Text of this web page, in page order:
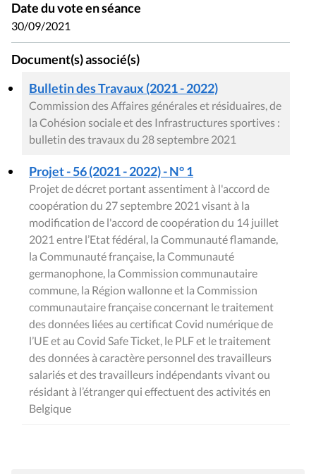
Date du vote en séance
30/09/2021
Document(s) associé(s)
Bulletin des Travaux (2021 - 2022)
Commission des Affaires générales et résiduaires, de
la Cohésion sociale et des Infrastructures sportives :
bulletin des travaux du 28 septembre 2021
Projet - 56 (2021 - 2022) - N° 1
Projet de décret portant assentiment à l'accord de
coopération du 27 septembre 2021 visant à la
modification de l'accord de coopération du 14 juillet
2021 entre l’Etat fédéral, la Communauté flamande,
la Communauté française, la Communauté
germanophone, la Commission communautaire
commune, la Région wallonne et la Commission
communautaire française concernant le traitement
des données liées au certificat Covid numérique de
l’UE et au Covid Safe Ticket, le PLF et le traitement
des données à caractère personnel des travailleurs
salariés et des travailleurs indépendants vivant ou
résidant à l’étranger qui effectuent des activités en
Belgique